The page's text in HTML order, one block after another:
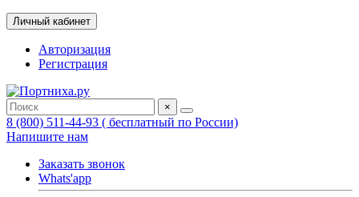
Личный кабинет
Авторизация
Регистрация
×
8 (800) 511-44-93 ( бесплатный по России)
Напишите нам
Заказать звонок
Whats'app